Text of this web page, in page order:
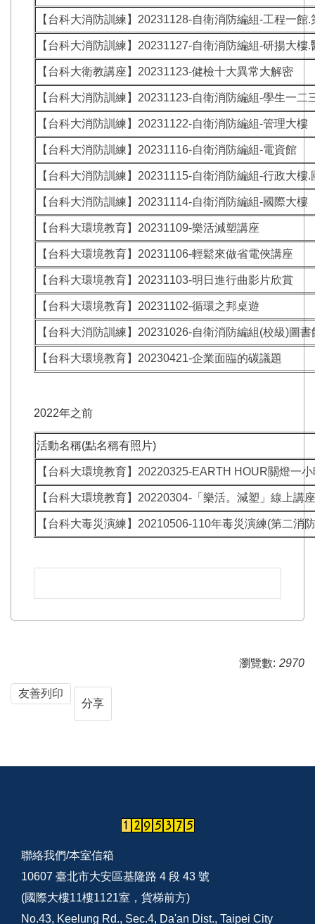
【台科大消防訓練】20231128-自衛消防編組-工程一館
【台科大消防訓練】20231127-自衛消防編組-研揚大樓.
【台科大衛教講座】20231123-健檢十大異常大解密
【台科大消防訓練】20231123-自衛消防編組-學生一二
【台科大消防訓練】20231122-自衛消防編組-管理大樓
【台科大消防訓練】20231116-自衛消防編組-電資館
【台科大消防訓練】20231115-自衛消防編組-行政大樓
【台科大消防訓練】20231114-自衛消防編組-國際大樓
【台科大環境教育】20231109-樂活減塑講座
【台科大環境教育】20231106-輕鬆來做省電俠講座
【台科大環境教育】20231103-明日進行曲影片欣賞
【台科大環境教育】20231102-循環之邦桌遊
【台科大消防訓練】20231026-自衛消防編組(校級)圖
【台科大環境教育】20230421-企業面臨的碳議題
2022年之前
活動名稱(點名稱有照片)
【台科大環境教育】20220325-EARTH HOUR關燈一
【台科大環境教育】20220304-「樂活。減塑」線上講座
【台科大毒災演練】20210506-110年毒災演練(第二消
瀏覽數: 2970
友善列印
分享
聯絡我們/本室信箱
10607 臺北市大安區基隆路 4 段 43 號
(國際大樓11樓1121室，貨梯前方)
No.43, Keelung Rd., Sec.4, Da'an Dist., Taipei City